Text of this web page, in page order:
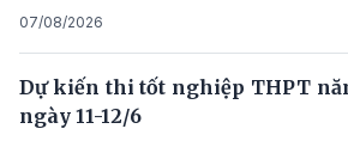
07/08/2026
Dự kiến thi tốt nghiệp THPT
ngày 11-12/6